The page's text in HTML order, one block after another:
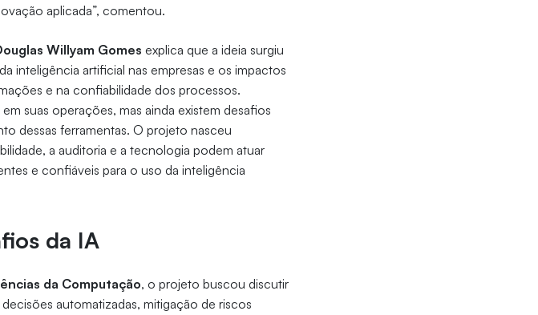
aplicada”, comentou.
Willyam Gomes explica que a ideia surgiu
inteligência artificial nas empresas e os impactos
e na confiabilidade dos processos.
suas operações, mas ainda existem desafios
dessas ferramentas. O projeto nasceu
a auditoria e a tecnologia podem atuar
e confiáveis para o uso da inteligência
da IA
da Computação, o projeto buscou discutir
automatizadas, mitigação de riscos